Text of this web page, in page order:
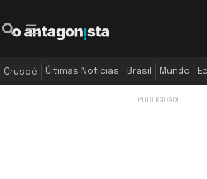
Crusoé Últimas Notícias Brasil Mundo